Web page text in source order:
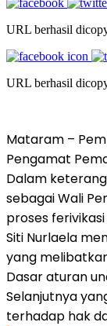
URL berhasil
URL berhasil
Mataram –
Pengamat
Dalam
sebagai Wali
proses
Siti Nurlaela
yang
Dasar aturan
Selanjutnya
terhadap hak